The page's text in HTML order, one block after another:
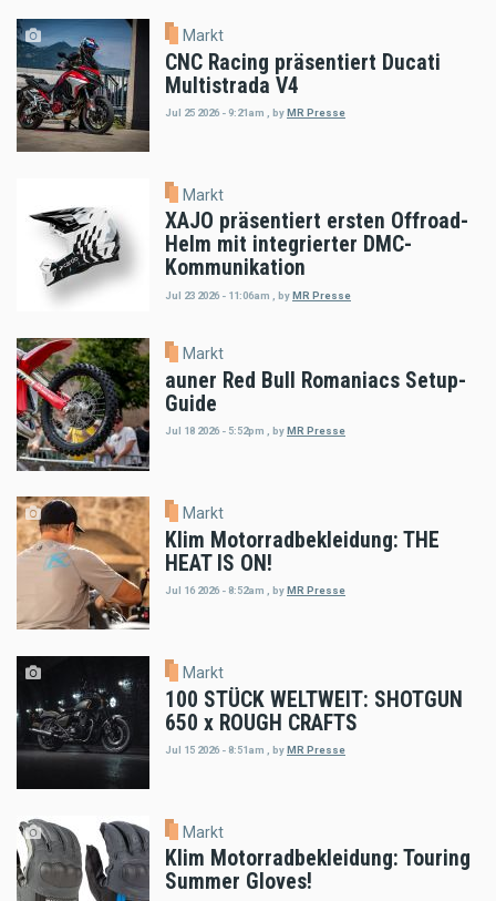
Markt
CNC Racing präsentiert Ducati
Multistrada V4
Jul 25 2026 - 9:21am byMR Presse
Markt
XAJO präsentiert ersten Offroad-
Helm mit integrierter DMC-
Kommunikation
Jul 23 2026 - 11:06am byMR Presse
Markt
auner Red Bull Romaniacs Setup-
Guide
Jul 18 2026 - 5:52pm , by MR Presse
Markt
Klim Motorradbekleidung: THE
HEAT IS ON!
Jul 16 2026 - 8:52am byMR Presse
Markt
100 STÜCK WELTWEIT: SHOTGUN
650 x ROUGH CRAFTS
Jul 15 2026 - 8:51am byMR Presse
Markt
Klim Motorradbekleidung: Touring
Summer Gloves!